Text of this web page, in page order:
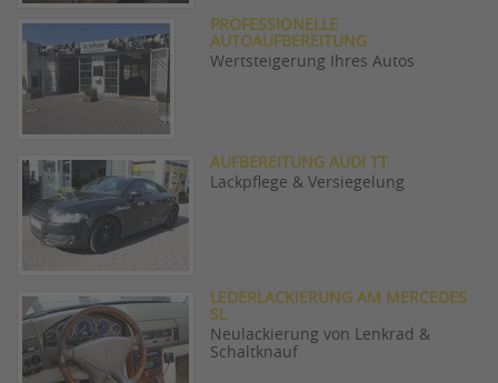
PROFESSIONELLE
AUTOAUFBEREITUNG
Wertsteigerung Ihres Autos
AUFBEREITUNG AUDI TT
Lackpflege & Versiegelung
LEDERLACKIERUNG AM MERCEDES
SL
Neulackierung von Lenkrad &
Schaltknauf